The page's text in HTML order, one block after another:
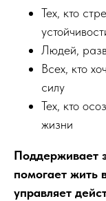
Тех, кто
Людей,
Всех, кто
силу
Тех, кто
жизни
Поддерживает
помогает жить
управляет